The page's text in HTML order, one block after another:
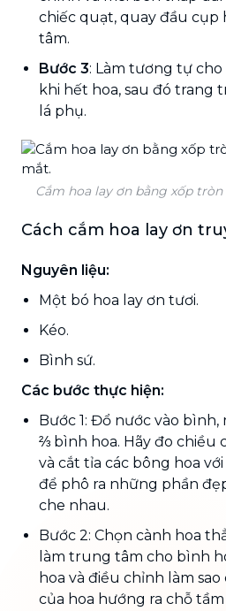
chiếc quạt, quay đầu cụp
tâm.
Bước 3: Làm tương tự
khi hết hoa, sau đó trang
lá phụ.
Cắm hoa lay ơn bằng xốp
Cách cắm hoa lay ơn
Nguyên liệu:
Một bó hoa lay ơn tươi.
Kéo.
Bình sứ.
Các bước thực hiện:
Bước 1: Đổ nước vào
⅔ bình hoa. Hãy đo chiều
và cắt tỉa các bông hoa
để phô ra những phần
che nhau.
Bước 2: Chọn cành hoa
làm trung tâm cho bình
hoa và điều chỉnh làm
của hoa hướng ra chỗ